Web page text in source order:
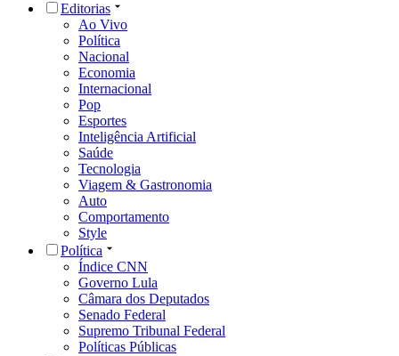
Editorias
Ao Vivo
Política
Nacional
Economia
Internacional
Pop
Esportes
Inteligência Artificial
Saúde
Tecnologia
Viagem & Gastronomia
Auto
Comportamento
Style
Política
Índice CNN
Governo Lula
Câmara dos Deputados
Senado Federal
Supremo Tribunal Federal
Políticas Públicas